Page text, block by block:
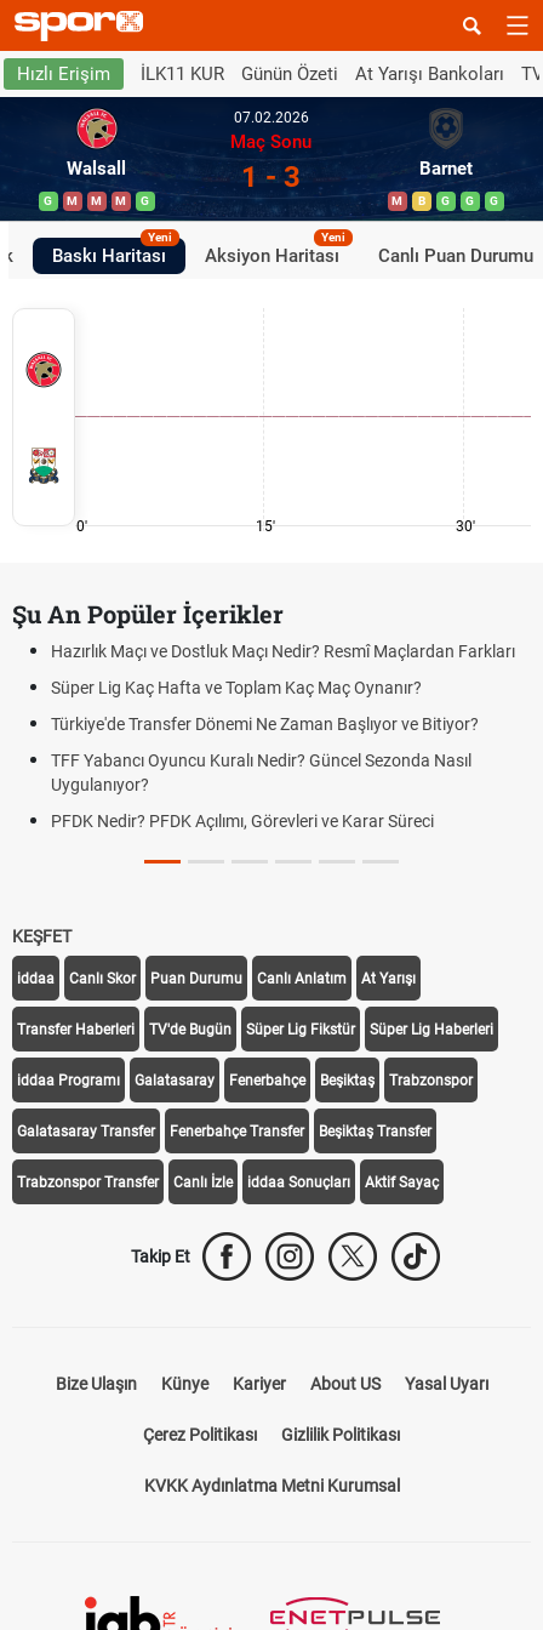
Hızlı Erişim İLK11 KUR Günün Özeti At Yarışı Bankoları
Walsall
G M M M G
07.02.2026
Maç Sonu
1 - 3 Barnet
M B G G G
Baskı Haritası
Yeni
Aksiyon Haritası
Yeni
Canlı Puan Durumu
0' 15' 30'
Şu An Popüler İçerikler
Hazırlık Maçı ve Dostluk Maçı Nedir? Resmî Maçlardan Farkları
Süper Lig Kaç Hafta ve Toplam Kaç Maç Oynanır?
Türkiye'de Transfer Dönemi Ne Zaman Başlıyor ve Bitiyor?
TFF Yabancı Oyuncu Kuralı Nedir? Güncel Sezonda Nasıl
Uygulanıyor?
PFDK Nedir? PFDK Açılımı, Görevleri ve Karar Süreci
KEŞFET
iddaa Canlı Skor Puan Durumu Canlı Anlatım At Yarışı
Transfer Haberleri TV'de Bugün Süper Lig Fikstür Süper Lig Haberleri
iddaa Programı Galatasaray Fenerbahçe Beşiktaş Trabzonspor
Galatasaray Transfer Fenerbahçe Transfer Beşiktaş Transfer
Trabzonspor Transfer Canlı İzle iddaa Sonuçları Aktif Sayaç
Takip Et
Bize Ulaşın Künye Kariyer About US Yasal Uyarı
Çerez Politikası Gizlilik Politikası
KVKK Aydınlatma Metni Kurumsal